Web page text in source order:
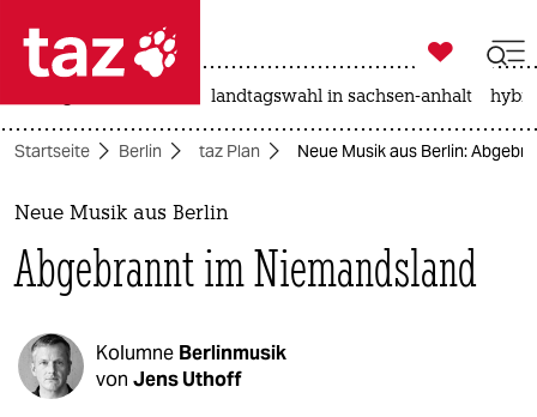
 taz zahl ich
taz zahl ich
themen
politik
öko
gesellschaft

taz zahl ich
landtagswahl in sachsen-anhalt
Startseite Berlin taz Plan Neue Musik aus Berlin:
Neue Musik aus Berlin
Abgebrannt im Niemandsland
Kolumne Berlinmusik
von Jens Uthoff